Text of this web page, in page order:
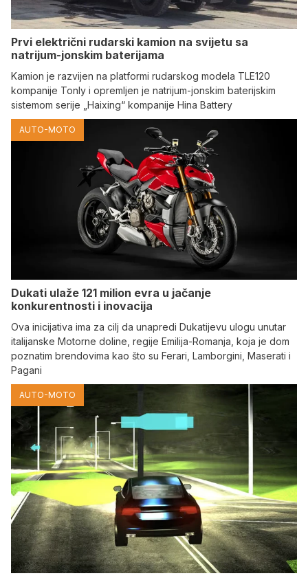
Prvi električni rudarski kamion na svijetu sa
natrijum-jonskim baterijama
Kamion je razvijen na platformi rudarskog modela TLE120
kompanije Tonly i opremljen je natrijum-jonskim baterijskim
sistemom serije „Haixing“ kompanije Hina Battery
AUTO-MOTO
Dukati ulaže 121 milion evra u jačanje
konkurentnosti i inovacija
Ova inicijativa ima za cilj da unapredi Dukatijevu ulogu unutar
italijanske Motorne doline, regije Emilija-Romanja, koja je dom
poznatim brendovima kao što su Ferari, Lamborgini, Maserati i
Pagani
AUTO-MOTO